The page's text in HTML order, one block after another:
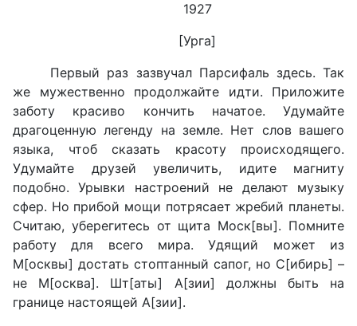
1927
[Урга]
Первый раз зазвучал Парсифаль здесь. Так
же мужественно продолжайте идти. Приложите
заботу красиво кончить начатое. Удумайте
драгоценную легенду на земле. Нет слов вашего
языка, чтоб сказать красоту происходящего.
Удумайте друзей увеличить, идите магниту
подобно. Урывки настроений не делают музыку
сфер. Но прибой мощи потрясает жребий планеты.
Считаю, уберегитесь от щита Моск[вы]. Помните
работу для всего мира. Удящий может из
М[осквы] достать стоптанный сапог, но С[ибирь] –
не М[осква]. Шт[аты] А[зии] должны быть на
границе настоящей А[зии].